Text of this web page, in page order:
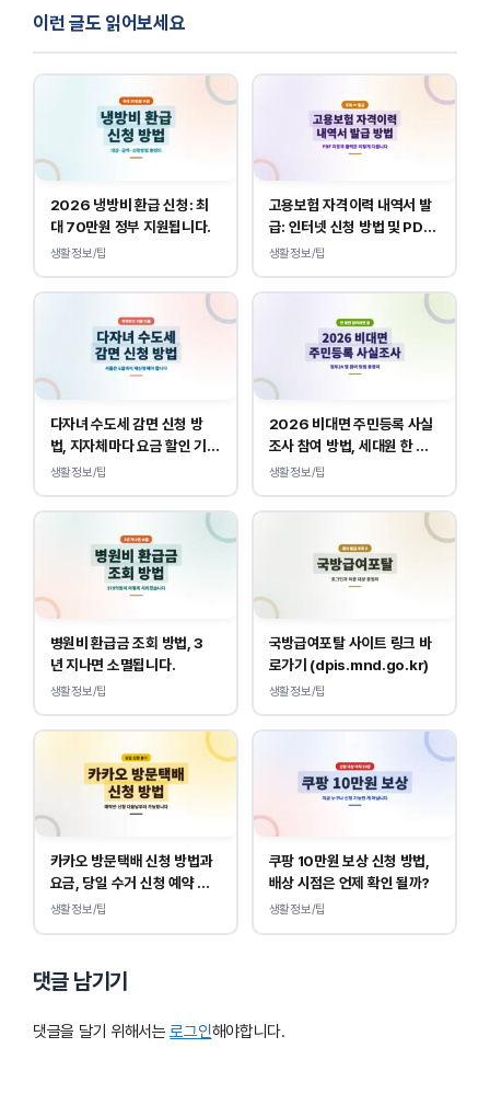
이런 글도 읽어보세요
2026 냉방비 환급 신청: 최
대 70만원 정부 지원됩니다.
생활정보/팁
고용보험 자격이력 내역서 발
급: 인터넷 신청 방법 및 PDF
양식 출력
생활정보/팁
다자녀 수도세 감면 신청 방
법, 지자체마다 요금 할인 기준
이 다릅니다.
생활정보/팁
2026 비대면 주민등록 사실
조사 참여 방법, 세대원 한 명
만 하면 됩니다.
생활정보/팁
병원비 환급금 조회 방법, 3
년 지나면 소멸됩니다.
생활정보/팁
국방급여포탈 사이트 링크 바
로가기 (dpis.mnd.go.kr)
생활정보/팁
카카오 방문택배 신청 방법과
요금, 당일 수거 신청 예약 안
내
생활정보/팁
쿠팡 10만원 보상 신청 방법,
배상 시점은 언제 확인 될까?
생활정보/팁
댓글 남기기
댓글을 달기 위해서는로그인해야합니다.